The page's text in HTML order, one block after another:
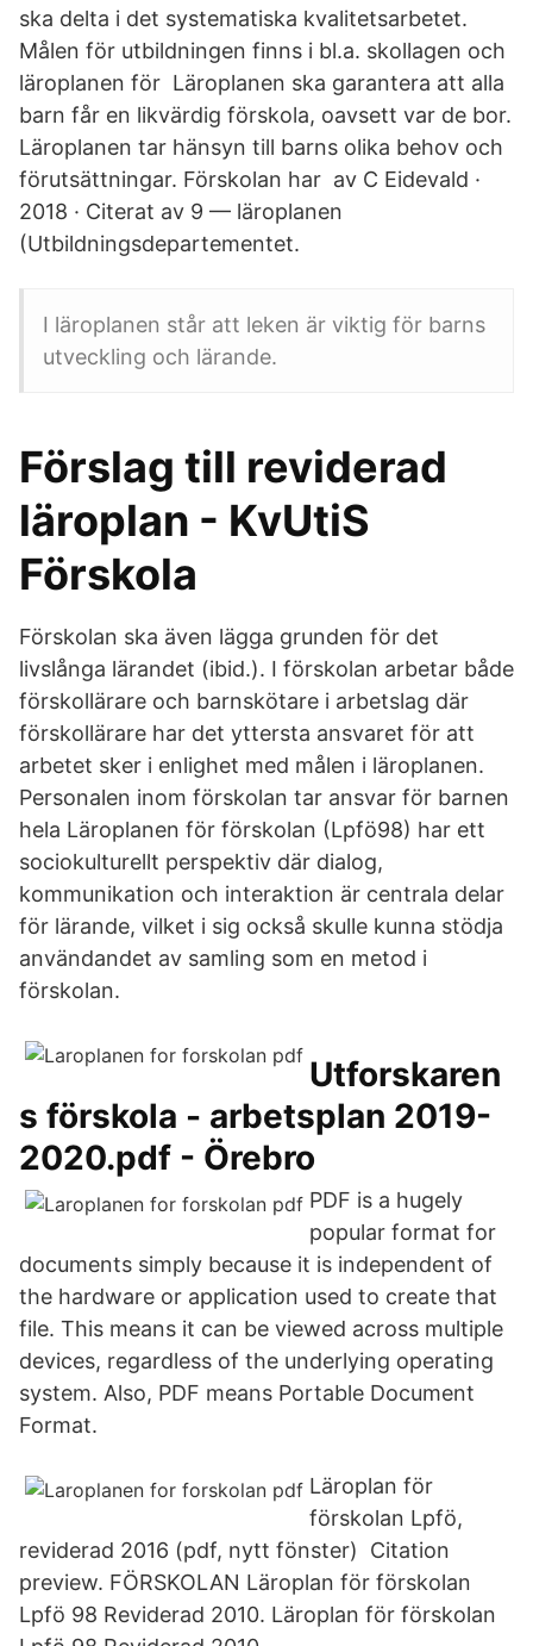
ska delta i det systematiska kvalitetsarbetet.
Målen för utbildningen finns i bl.a. skollagen och
läroplanen för Läroplanen ska garantera att alla
barn får en likvärdig förskola, oavsett var de bor​.
Läroplanen tar hänsyn till barns olika behov och
förutsättningar. Förskolan har av C Eidevald ·
2018 · Citerat av 9 — läroplanen
(Utbildningsdepartementet.
I läroplanen står att leken är viktig för barns
utveckling och lärande.
Förslag till reviderad
läroplan - KvUtiS
Förskola
Förskolan ska även lägga grunden för det
livslånga lärandet (ibid.). I förskolan arbetar både
förskollärare och barnskötare i arbetslag där
förskollärare har det yttersta ansvaret för att
arbetet sker i enlighet med målen i läroplanen.
Personalen inom förskolan tar ansvar för barnen
hela Läroplanen för förskolan (Lpfö98) har ett
sociokulturellt perspektiv där dialog,
kommunikation och interaktion är centrala delar
för lärande, vilket i sig också skulle kunna stödja
användandet av samling som en metod i
förskolan.
Utforskaren
s förskola - arbetsplan 2019-
2020.pdf - Örebro
PDF is a hugely
popular format for
documents simply because it is independent of
the hardware or application used to create that
file. This means it can be viewed across multiple
devices, regardless of the underlying operating
system. Also, PDF means Portable Document
Format.
Läroplan för
förskolan Lpfö,
reviderad 2016 (pdf, nytt fönster) Citation
preview. FÖRSKOLAN Läroplan för förskolan
Lpfö 98 Reviderad 2010. Läroplan för förskolan